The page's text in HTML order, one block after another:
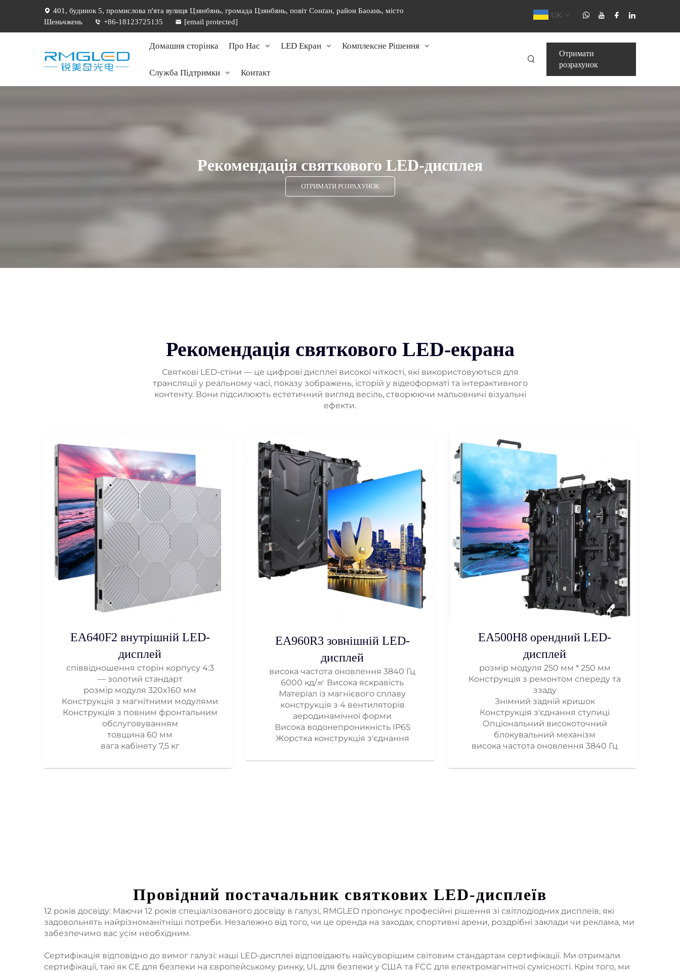
401, будинок 5, промислова п'ята вулиця Цзянбянь, громада Цзянбянь, повіт Сонґан, район Баоань, місто
Шеньчжень
+86-18123725135 [email protected]
UK
Домашня сторінка Про Нас LED Екран Комплексне Рішення
Служба Підтримки Контакт
Отримати
розрахунок
Рекомендація святкового LED-дисплея
ОТРИМАТИ РОЗРАХУНОК
Рекомендація святкового LED-екрана
Святкові LED-стіни — це цифрові дисплеї високої чіткості, які використовуються для
трансляції у реальному часі, показу зображень, історій у відеоформаті та інтерактивного
контенту. Вони підсилюють естетичний вигляд весіль, створюючи мальовничі візуальні
ефекти.
EA640F2 внутрішній LED-
дисплей
співвідношення сторін корпусу 4:3
— золотий стандарт
розмір модуля 320x160 мм
Конструкція з магнітними модулями
Конструкція з повним фронтальним
обслуговуванням
товщина 60 мм
вага кабінету 7,5 кг
EA960R3 зовнішній LED-
дисплей
висока частота оновлення 3840 Гц
6000 кд/㎡ Висока яскравість
Матеріал із магнієвого сплаву
конструкція з 4 вентиляторів
аеродинамічної форми
Висока водонепроникність IP65
Жорстка конструкція з'єднання
EA500H8 орендний LED-
дисплей
розмір модуля 250 мм * 250 мм
Конструкція з ремонтом спереду та
ззаду
Знімний задній кришок
Конструкція з'єднання ступиці
Опціональний високоточний
блокувальний механізм
висока частота оновлення 3840 Гц
Провідний постачальник святкових LED-дисплеїв
12 років досвіду: Маючи 12 років спеціалізованого досвіду в галузі, RMGLED пропонує професійні рішення зі світлодіодних дисплеїв, які
задовольнять найрізноманітніші потреби. Незалежно від того, чи це оренда на заходах, спортивні арени, роздрібні заклади чи реклама, ми
забезпечимо вас усім необхідним.
Сертифікація відповідно до вимог галузі: наші LED-дисплеї відповідають найсуворішим світовим стандартам сертифікації. Ми отримали
сертифікації, такі як CE для безпеки на європейському ринку, UL для безпеки у США та FCC для електромагнітної сумісності. Крім того, ми